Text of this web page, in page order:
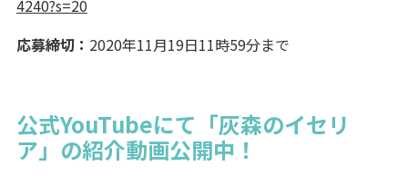
4240?s=20
応募締切： 2020年11月19日11時59分まで
公式YouTubeにて「灰森のイセリ
ア」の紹介動画公開中！